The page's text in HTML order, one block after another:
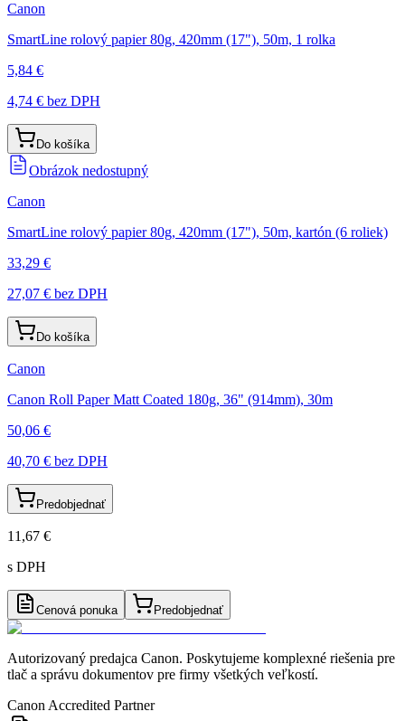
Canon
SmartLine rolový papier 80g, 420mm (17"), 50m, 1 rolka
5,84 €
4,74 € bez DPH
Do košíka
Obrázok nedostupný
Canon
SmartLine rolový papier 80g, 420mm (17"), 50m, kartón (6 roliek)
33,29 €
27,07 € bez DPH
Do košíka
Canon
Canon Roll Paper Matt Coated 180g, 36" (914mm), 30m
50,06 €
40,70 € bez DPH
Predobjednať
11,67 €
s DPH
Cenová ponuka Predobjednať
Autorizovaný predajca Canon. Poskytujeme komplexné riešenia pre
tlač a správu dokumentov pre firmy všetkých veľkostí.
Canon Accredited Partner